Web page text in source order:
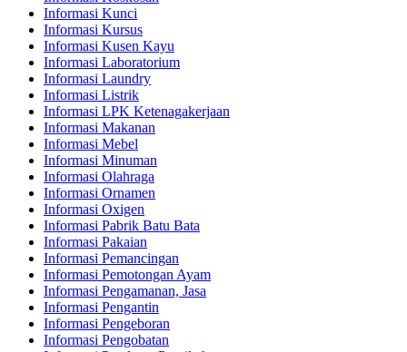
Informasi Kunci
Informasi Kursus
Informasi Kusen Kayu
Informasi Laboratorium
Informasi Laundry
Informasi Listrik
Informasi LPK Ketenagakerjaan
Informasi Makanan
Informasi Mebel
Informasi Minuman
Informasi Olahraga
Informasi Ornamen
Informasi Oxigen
Informasi Pabrik Batu Bata
Informasi Pakaian
Informasi Pemancingan
Informasi Pemotongan Ayam
Informasi Pengamanan, Jasa
Informasi Pengantin
Informasi Pengeboran
Informasi Pengobatan